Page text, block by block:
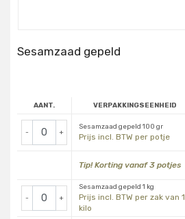
Sesamzaad gepeld
AANT. VERPAKKINGSEENHEID
- +
Sesamzaad gepeld 100 gr
Prijs incl. BTW per potje
Tip! Korting vanaf 3 potjes
- +
Sesamzaad gepeld 1 kg
Prijs incl. BTW per zak van 1
kilo